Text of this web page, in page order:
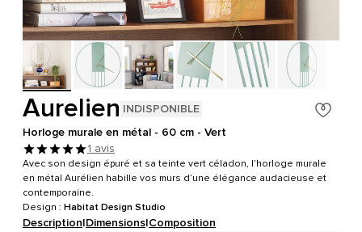
Aurelien INDISPONIBLE
Horloge murale en métal - 60 cm - Vert
1 avis
Avec son design épuré et sa teinte vert céladon, l’horloge murale
en métal Aurélien habille vos murs d’une élégance audacieuse et
contemporaine.
Design : Habitat Design Studio
Description|Dimensions|Composition